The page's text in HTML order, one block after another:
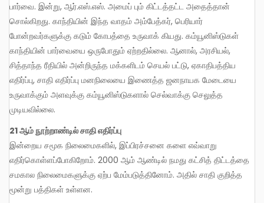
பார்வை. இன்று, ஆர்.எஸ்.எஸ். அமைப் பும் கிட்டத்தட்ட அதைத்தான்
சொல்கிறது. காந்தியின் இந்த வாதம் அம்பேத்கர், பெரியார்
போன்றவர்களுக்கு கடும் கோபத்தை உருவாக் கியது. கம்யூனிஸ்டுகள்
காந்தியின் பார்வையை ஒருபோதும் ஏற்றதில்லை. ஆனால், அரசியல்,
சித்தாந்த ரீதியில் அன்றிருந்த மக்களிடம் செயல் பட்டு, ஏகாதிபத்திய
எதிர்ப்பு, சாதி எதிர்ப்பு மனநிலையை இணைத்த ஜனநாயக மேடையை
உருவாக்கும் அளவுக்கு கம்யூனிஸ்டுகளால் செல்வாக்கு செலுத்த
முடியவில்லை.
21 ஆம் நூற்றாண்டில் சாதி எதிர்ப்பு
இன்றைய சமூக நிலைமைகளில், இப்பிரச்சனை களை எவ்வாறு
எதிர்கொள்ளப்போகிறோம். 2000 ஆம் ஆண்டில் நமது கட்சித் திட்டத்தை
சமகால நிலைமைகளுக்கு ஏற்ப மேம்படுத்தினோம். அதில் சாதி குறித்த
மூன்று பத்திகள் உள்ளன.